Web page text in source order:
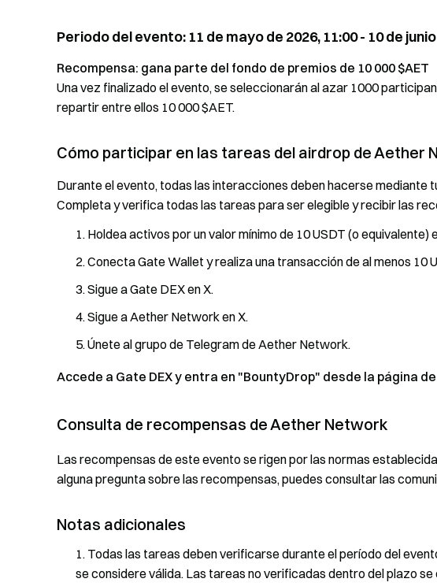
Periodo del evento: 11 de mayo de 2026, 11:00 - 10 de
Recompensa: gana parte del fondo de premios de 10 000 $AET
Una vez finalizado el evento, se seleccionarán al azar 1000
repartir entre ellos 10 000 $AET.
Cómo participar en las tareas del airdrop de Aether
Durante el evento, todas las interacciones deben hacerse mediante
Completa y verifica todas las tareas para ser elegible y recibir las
Holdea activos por un valor mínimo de 10 USDT (o equivalente)
Conecta Gate Wallet y realiza una transacción de al menos 10
Sigue a Gate DEX en X.
Sigue a Aether Network en X.
Únete al grupo de Telegram de Aether Network.
Accede a Gate DEX y entra en "BountyDrop" desde la página
Consulta de recompensas de Aether Network
Las recompensas de este evento se rigen por las normas
alguna pregunta sobre las recompensas, puedes consultar las
Notas adicionales
Todas las tareas deben verificarse durante el período del
se considere válida. Las tareas no verificadas dentro del plazo